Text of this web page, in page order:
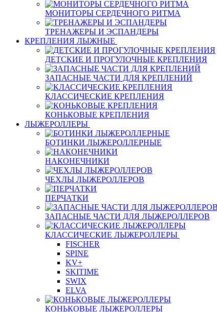
МОНИТОРЫ СЕРДЕЧНОГО РИТМА
ТРЕНАЖЕРЫ И ЭСПАНДЕРЫ
КРЕПЛЕНИЯ ЛЫЖНЫЕ
ДЕТСКИЕ И ПРОГУЛОЧНЫЕ КРЕПЛЕНИЯ
ЗАПАСНЫЕ ЧАСТИ ДЛЯ КРЕПЛЕНИЙ
КЛАССИЧЕСКИЕ КРЕПЛЕНИЯ
КОНЬКОВЫЕ КРЕПЛЕНИЯ
ЛЫЖЕРОЛЛЕРЫ
БОТИНКИ ЛЫЖЕРОЛЛЕРНЫЕ
НАКОНЕЧНИКИ
ЧЕХЛЫ ЛЫЖЕРОЛЛЕРОВ
ПЕРЧАТКИ
ЗАПАСНЫЕ ЧАСТИ ДЛЯ ЛЫЖЕРОЛЛЕРОВ
КЛАССИЧЕСКИЕ ЛЫЖЕРОЛЛЕРЫ
FISCHER
SPINE
KV+
SKITIME
SWIX
ELVA
КОНЬКОВЫЕ ЛЫЖЕРОЛЛЕРЫ